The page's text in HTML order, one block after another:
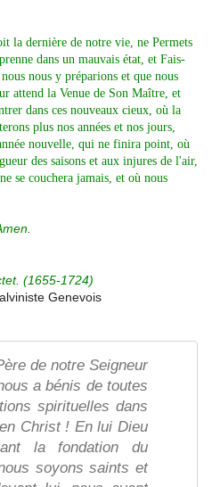
la dernière de notre vie, ne Permets
dans un mauvais état, et Fais-
nous y préparions et que nous
attend la Venue de Son Maître, et
dans ces nouveaux cieux, où la
plus nos années et nos jours,
nouvelle, qui ne finira point, où
des saisons et aux injures de l'air,
se couchera jamais, et où nous
.
(1655-1724)
Genevois
de notre Seigneur
a bénis de toutes
spirituelles dans
Christ ! En lui Dieu
la fondation du
soyons saints et